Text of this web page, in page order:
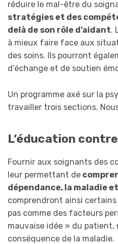
réduire le mal-être du
stratégies et des
delà de son rôle d’aidant.
à mieux faire face aux
des soins. Ils pourront
d’échange et de soutien
Un programme axé sur la
travailler trois sections.
L’éducation
Fournir aux soignants des
leur permettant de
dépendance, la maladie
comprendront ainsi
pas comme des facteurs
mauvaise idée » du patient,
conséquence de la maladie.